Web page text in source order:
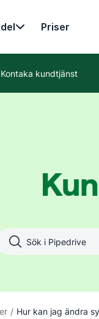
Priser
Kontaka kundtjänst
/ Hur kan jag ändra